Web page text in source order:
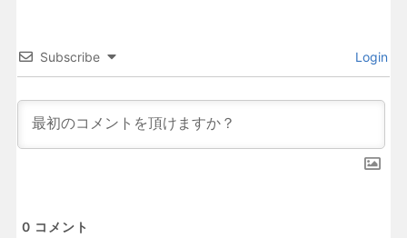
Subscribe Login
0 コメント